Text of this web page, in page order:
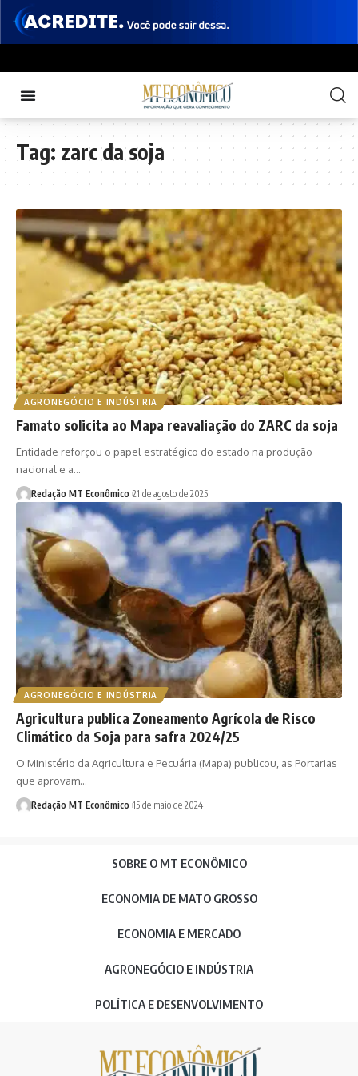
Tag: zarc da soja
AGRONEGÓCIO E INDÚSTRIA
Famato solicita ao Mapa reavaliação do ZARC da soja
Entidade reforçou o papel estratégico do estado na produção
nacional e a…
Redação MT Econômico 21 de agosto de 2025
AGRONEGÓCIO E INDÚSTRIA
Agricultura publica Zoneamento Agrícola de Risco
Climático da Soja para safra 2024/25
O Ministério da Agricultura e Pecuária (Mapa) publicou, as Portarias
que aprovam…
Redação MT Econômico 15 de maio de 2024
SOBRE O MT ECONÔMICO
ECONOMIA DE MATO GROSSO
ECONOMIA E MERCADO
AGRONEGÓCIO E INDÚSTRIA
POLÍTICA E DESENVOLVIMENTO